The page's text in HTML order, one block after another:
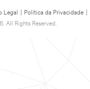
Legal Política da Privacidade
All Rights Reserved.